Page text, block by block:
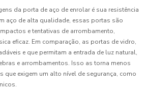
da porta de aço de enrolar é sua resistência
aço de alta qualidade, essas portas são
e tentativas de arrombamento,
eficaz. Em comparação, as portas de vidro,
e que permitam a entrada de luz natural,
e arrombamentos. Isso as torna menos
que exigem um alto nível de segurança, como